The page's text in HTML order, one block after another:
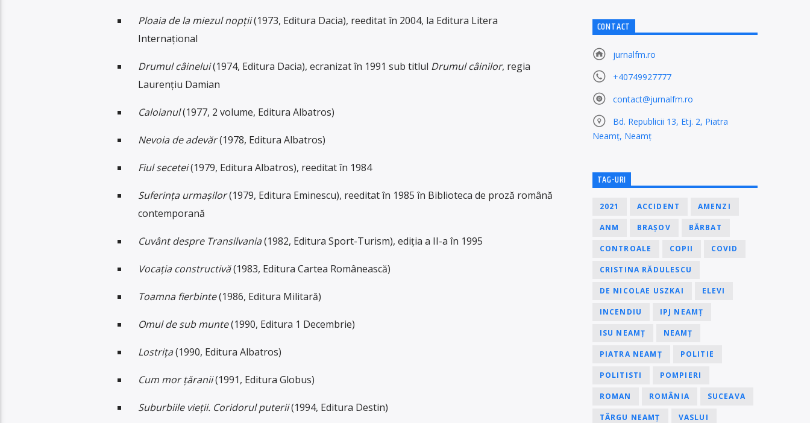
Ploaia de la miezul nopții(1973, Editura Dacia), reeditat în 2004, la Editura Litera
Internațional
Drumul câinelui(1974, Editura Dacia), ecranizat în 1991 sub titlul Drumul câinilor, regia
Laurențiu Damian
Caloianul(1977, 2 volume, Editura Albatros)
Nevoia de adevăr(1978, Editura Albatros)
Fiul secetei(1979, Editura Albatros), reeditat în 1984
Suferința urmașilor(1979, Editura Eminescu), reeditat în 1985 în Biblioteca de proză română
contemporană
Cuvânt despre Transilvania(1982, Editura Sport-Turism), ediția a II-a în 1995
Vocația constructivă(1983, Editura Cartea Românească)
Toamna fierbinte(1986, Editura Militară)
Omul de sub munte(1990, Editura 1 Decembrie)
Lostrița(1990, Editura Albatros)
Cum mor țăranii(1991, Editura Globus)
Suburbiile vieții. Coridorul puterii(1994, Editura Destin)
CONTACT
jurnalfm.ro
+40749927777
contact@jurnalfm.ro
Bd. Republicii 13, Etj. 2, Piatra
Neamț, Neamț
TAG-URI
2021 ACCIDENT AMENZI
ANM BRAȘOV BĂRBAT
CONTROALE COPII COVID
CRISTINA RĂDULESCU
DE NICOLAE USZKAI ELEVI
INCENDIU IPJ NEAMȚ
ISU NEAMȚ NEAMȚ
PIATRA NEAMȚ POLITIE
POLITISTI POMPIERI
ROMAN ROMÂNIA SUCEAVA
TÂRGU NEAMȚ VASLUI